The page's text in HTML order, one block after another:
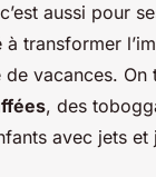
aussi pour
transformer
vacances.
, des
avec jets et